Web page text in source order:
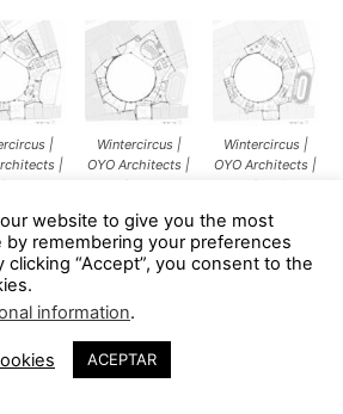
|
|
Niv-+1
Wintercircus |
OYO Architects |
Niv-+1a
Wintercircus |
OYO Architects |
Niv-+2
(Nigel Jooren, Eddy Soete,
Lies Willaert y Ferran Massip)
que
Bélgica
website to give you the most
by remembering your preferences
clicking “Accept”, you consent to the
information.
ACEPTAR